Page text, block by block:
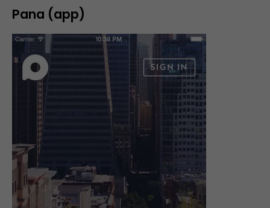
Pana (app)